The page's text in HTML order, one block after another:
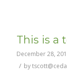
This is a
December 28,
/ by